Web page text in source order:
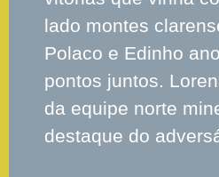
lado montes
Polaco e Edinho
pontos juntos.
da equipe norte
destaque do